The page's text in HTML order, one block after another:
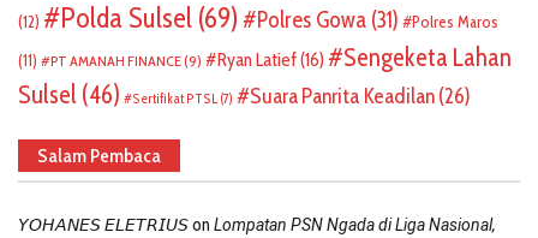
(12)
Polda Sulsel (69) Polres Gowa (31)
Polres Maros
(11)
PT AMANAH FINANCE(9) Ryan Latief(16)
Sengeketa Lahan
Sulsel (46) Sertifikat PTSL (7) Suara Panrita Keadilan(26)
Salam Pembaca
𝘠𝘖𝘏𝘈𝘕𝘌𝘚 𝘌𝘓𝘌𝘛𝘙𝘐𝘜𝘚on Lompatan PSN Ngada di Liga Nasional,